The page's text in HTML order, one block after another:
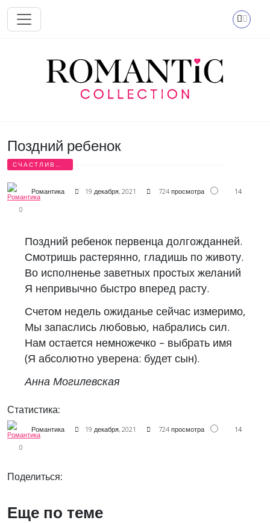
Перейти к основному содержанию
Поздний ребенок
СЧАСТЛИВЫЕ
Романтика 19 декабря, 2021 724 просмотра 14
0
Поздний ребенок первенца долгожданней.
Смотришь растерянно, гладишь по животу.
Во исполненье заветных простых желаний
Я непривычно быстро вперед расту.
Счетом недель ожиданье сейчас измеримо,
Мы запаслись любовью, набрались сил.
Нам остается немножечко – выбрать имя
(Я абсолютно уверена: будет сын).
Анна Могилевская
Статистика:
Романтика 19 декабря, 2021 724 просмотра 14
0
Поделиться:
Еще по теме